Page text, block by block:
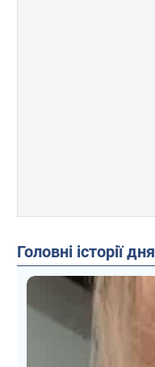
Головні історії дня